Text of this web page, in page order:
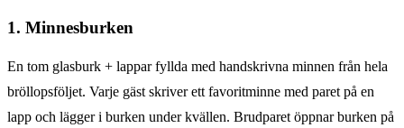
1. Minnesburken
En tom glasburk + lappar fyllda med handskrivna minnen från hela
bröllopsföljet. Varje gäst skriver ett favoritminne med paret på en
lapp och lägger i burken under kvällen. Brudparet öppnar burken på